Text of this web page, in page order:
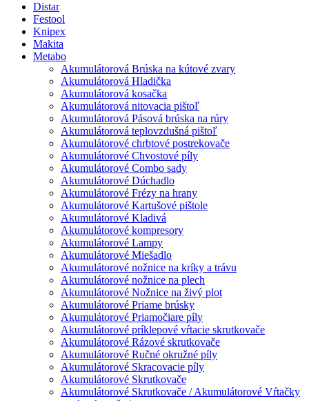
Distar
Festool
Knipex
Makita
Metabo
Akumulátorová Brúska na kútové zvary
Akumulátorová Hladička
Akumulátorová kosačka
Akumulátorová nitovacia pištoľ
Akumulátorová Pásová brúska na rúry
Akumulátorová teplovzdušná pištoľ
Akumulátorové chrbtové postrekovače
Akumulátorové Chvostové píly
Akumulátorové Combo sady
Akumulátorové Dúchadlo
Akumulátorové Frézy na hrany
Akumulátorové Kartušové pištole
Akumulátorové Kladivá
Akumulátorové kompresory
Akumulátorové Lampy
Akumulátorové Miešadlo
Akumulátorové nožnice na kríky a trávu
Akumulátorové nožnice na plech
Akumulátorové Nožnice na živý plot
Akumulátorové Priame brúsky
Akumulátorové Priamočiare píly
Akumulátorové príklepové vŕtacie skrutkovače
Akumulátorové Rázové skrutkovače
Akumulátorové Ručné okružné píly
Akumulátorové Skracovacie píly
Akumulátorové Skrutkovače
Akumulátorové Skrutkovače / Akumulátorové Vŕtačky